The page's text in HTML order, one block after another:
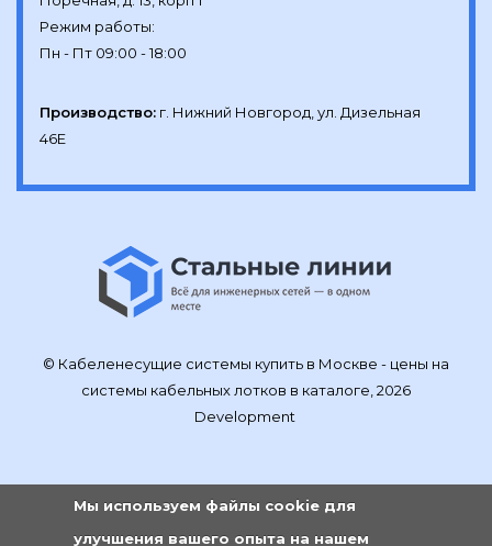
Режим работы:
Производство: г. Нижний Новгород, ул. Дизельная
46Е
© Кабеленесущие системы купить в Москве - цены на
системы кабельных лотков в каталоге, 2026
Development
Мы используем файлы cookie для
улучшения вашего опыта на нашем